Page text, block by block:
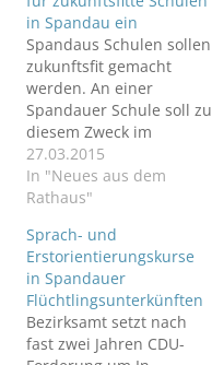
in Spandau ein
Spandaus Schulen sollen
zukunftsfit gemacht
werden. An einer
Spandauer Schule soll zu
diesem Zweck im
Rahmen eines
Modellversuchs eine
Tablet- oder
eingerichtet werden.
27.03.2015
In "Neues aus dem
Rathaus"
Sprach- und
Erstorientierungskurse
in Spandauer
Flüchtlingsunterkünften
Bezirksamt setzt nach
fast zwei Jahren CDU-